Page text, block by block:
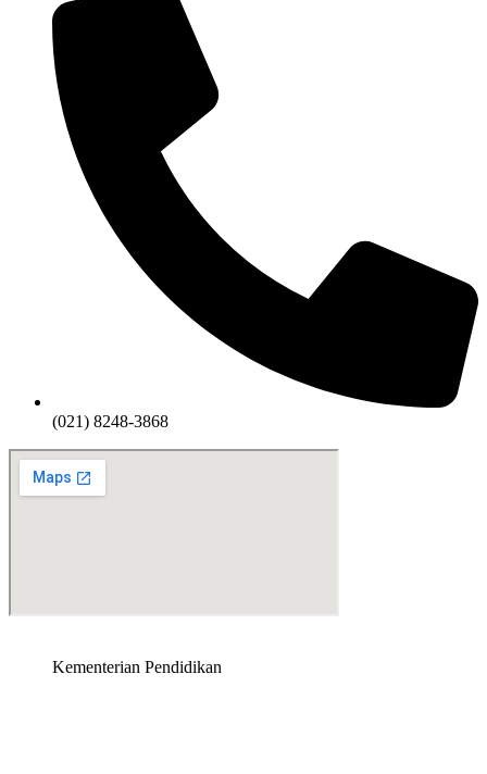
(021) 8248-3868
Kementerian Pendidikan